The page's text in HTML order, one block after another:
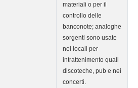
materiali o per il
controllo delle
banconote; analoghe
sorgenti sono usate
nei locali per
intrattenimento quali
discoteche, pub e nei
concerti.